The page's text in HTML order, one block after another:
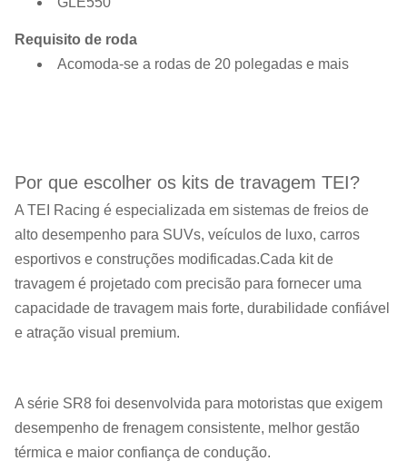
Requisito de roda
Acomoda-se a rodas de 20 polegadas e mais
Por que escolher os kits de travagem TEI?
A TEI Racing é especializada em sistemas de freios de
alto desempenho para SUVs, veículos de luxo, carros
esportivos e construções modificadas.Cada kit de
travagem é projetado com precisão para fornecer uma
capacidade de travagem mais forte, durabilidade confiável
e atração visual premium.
A série SR8 foi desenvolvida para motoristas que exigem
desempenho de frenagem consistente, melhor gestão
térmica e maior confiança de condução.